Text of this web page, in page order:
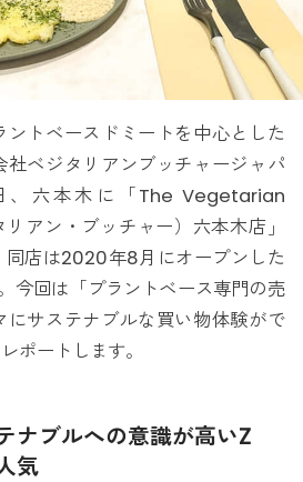
ントベースドミートを中心とした
ベジタリアンブッチャージャパ
、六本木に「The Vegetarian
アン・ブッチャー）六本木店」
同店は2020年8月にオープンした
今回は「プラントベース専門の売
にサステナブルな買い物体験がで
ポートします。
ナブルへの意識が高いZ
気